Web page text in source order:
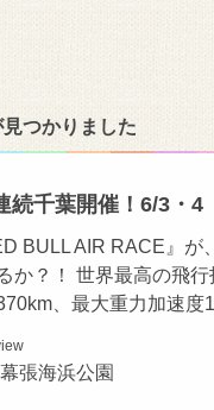
つかりました
続千葉開催！6/3・4
BULL AIR RACE』
か？！ 世界最高の飛
、最大重力加速
張海浜公園